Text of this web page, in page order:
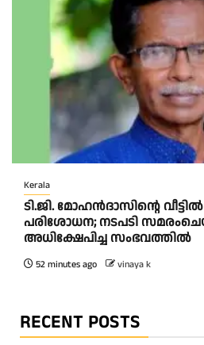
Kerala
ടി.ജി. മോഹൻദാസിന്റെ
പരിശോധന; നടപടി
അധിക്ഷേപിച്ച സംഭവത്തിൽ
52 minutes ago vinaya k
RECENT POSTS